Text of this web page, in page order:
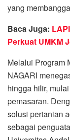
yang
Baca Juga:
Perkuat UMKM
Melalui Program
NAGARI
hingga hilir,
pemasaran.
solusi pertanian
sebagai